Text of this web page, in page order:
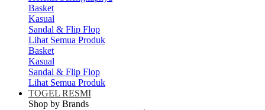
Basket
Kasual
Sandal & Flip Flop
Lihat Semua Produk
Basket
Kasual
Sandal & Flip Flop
Lihat Semua Produk
TOGEL RESMI
Shop by Brands